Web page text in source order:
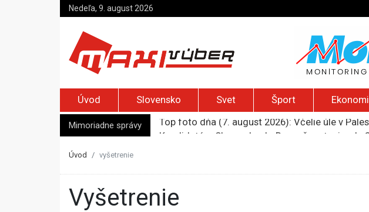
Nedeľa, 9. august 2026
Úvod Slovensko Svet Šport
Mimoriadne správy
Top foto dňa (7. august 2026): Včelie úle v
Kandidatúru Slovenska do Bezpečnostnej rady
Úvod vyšetrenie
vyšetrenie